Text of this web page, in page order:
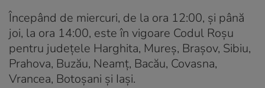
Începând de miercuri, de la ora 12:00, şi până
joi, la ora 14:00, este în vigoare Codul Roşu
pentru judeţele Harghita, Mureş, Braşov, Sibiu,
Prahova, Buzău, Neamţ, Bacău, Covasna,
Vrancea, Botoşani şi Iaşi.